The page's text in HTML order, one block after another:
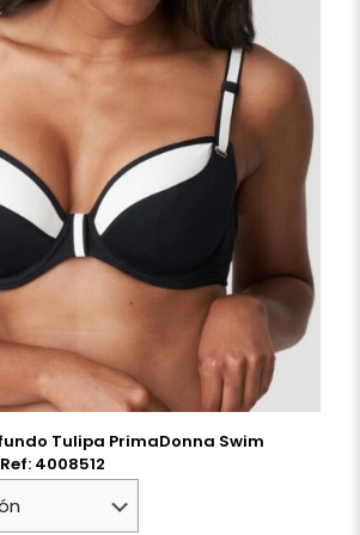
Tulipa PrimaDonna Swim
4008512